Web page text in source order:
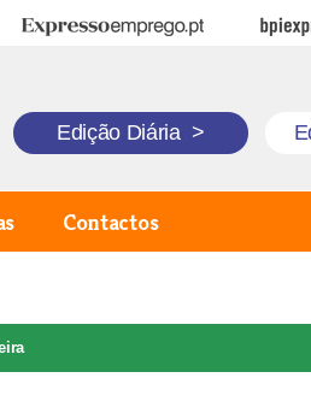
Expresso Emprego BPI
Edição Diária >
Contactos